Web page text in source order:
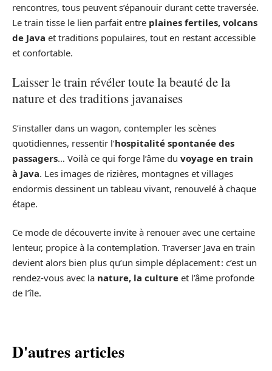
rencontres, tous peuvent s’épanouir durant cette traversée.
Le train tisse le lien parfait entre plaines fertiles, volcans
de Java et traditions populaires, tout en restant accessible
et confortable.
Laisser le train révéler toute la beauté de la
nature et des traditions javanaises
S’installer dans un wagon, contempler les scènes
quotidiennes, ressentir l’hospitalité spontanée des
passagers… Voilà ce qui forge l’âme du voyage en train
à Java. Les images de rizières, montagnes et villages
endormis dessinent un tableau vivant, renouvelé à chaque
étape.
Ce mode de découverte invite à renouer avec une certaine
lenteur, propice à la contemplation. Traverser Java en train
devient alors bien plus qu’un simple déplacement : c’est un
rendez-vous avec la nature, la culture et l’âme profonde
de l’île.
D'autres articles